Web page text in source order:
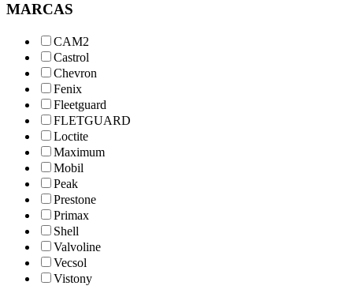
MARCAS
CAM2
Castrol
Chevron
Fenix
Fleetguard
FLETGUARD
Loctite
Maximum
Mobil
Peak
Prestone
Primax
Shell
Valvoline
Vecsol
Vistony